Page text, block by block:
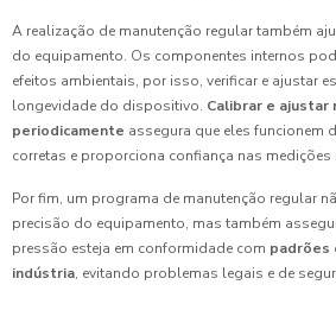
A realização de manutenção regular também
do equipamento. Os componentes internos
efeitos ambientais, por isso, verificar e ajustar
longevidade do dispositivo. Calibrar e ajustar
periodicamente assegura que eles funcionem
corretas e proporciona confiança nas medições
Por fim, um programa de manutenção regular
precisão do equipamento, mas também
pressão esteja em conformidade com padrões
indústria, evitando problemas legais e de